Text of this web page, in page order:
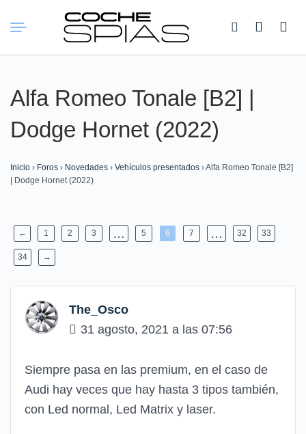
Buscar:
Alfa Romeo Tonale [B2] |
Dodge Hornet (2022)
Inicio › Foros › Novedades › Vehículos presentados ›Alfa Romeo Tonale [B2]
| Dodge Hornet (2022)
← 1 2 3 … 5 6 7 … 32 33
34 →
The_Osco
31 agosto, 2021 a las 07:56
Siempre pasa en las premium, en el caso de
Audi hay veces que hay hasta 3 tipos también,
con Led normal, Led Matrix y laser.